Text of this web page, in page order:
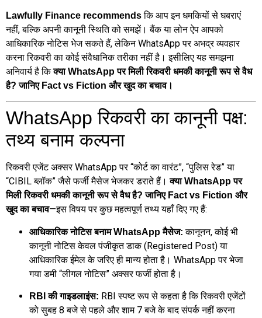
Lawfully Finance recommendsकि आप इन धमकियों से घबराएं
नहीं, बल्कि अपनी कानूनी स्थिति को समझें। बैंक या लोन ऐप आपको
आधिकारिक नोटिस भेज सकते हैं, लेकिन WhatsApp पर अभद्र व्यवहार
करना रिकवरी का कोई संवैधानिक तरीका नहीं है। इसीलिए यह समझना
अनिवार्य है किक्या WhatsApp पर मिली रिकवरी धमकी कानूनी रूप से वैध
है? जानिए Fact vs Fiction और खुद का बचाव।
WhatsApp रिकवरी का कानूनी पक्ष:
तथ्य बनाम कल्पना
रिकवरी एजेंट अक्सर WhatsApp पर “कोर्ट का वारंट”, “पुलिस रेड” या
“CIBIL ब्लॉक” जैसे फर्जी मैसेज भेजकर डराते हैं।क्या WhatsApp पर
मिली रिकवरी धमकी कानूनी रूप से वैध है? जानिए Fact vs Fiction और
खुद का बचाव—इस विषय पर कुछ महत्वपूर्ण तथ्य यहाँ दिए गए हैं:
आधिकारिक नोटिस बनाम WhatsApp मैसेज: कानूनन, कोई भी
कानूनी नोटिस केवल पंजीकृत डाक (Registered Post) या
आधिकारिक ईमेल के जरिए ही मान्य होता है। WhatsApp पर भेजा
गया डमी “लीगल नोटिस” अक्सर फर्जी होता है।
RBI की गाइडलाइंस: RBI स्पष्ट रूप से कहता है कि रिकवरी एजेंटों
को सुबह 8 बजे से पहले और शाम 7 बजे के बाद संपर्क नहीं करना